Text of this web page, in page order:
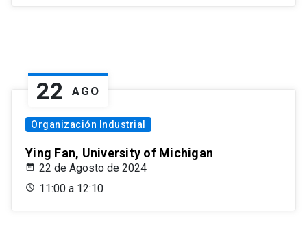
22 AGO
Organización Industrial
Ying Fan, University of Michigan
22 de Agosto de 2024
11:00 a 12:10